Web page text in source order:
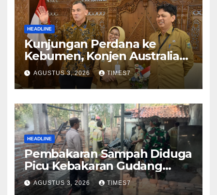
HEADLINE
Kunjungan Perdana ke
Kebumen, Konjen Australia
Jajaki Kerja Sama Pariwisata
hingga Pendidikan
AGUSTUS 3, 2026 TIMES7
HEADLINE
Pembakaran Sampah Diduga
Picu Kebakaran Gudang
Furniture di Kebumen
AGUSTUS 3, 2026 TIMES7